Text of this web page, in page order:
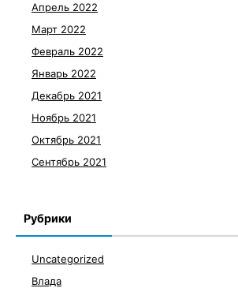
Апрель 2022
Март 2022
Февраль 2022
Январь 2022
Декабрь 2021
Ноябрь 2021
Октябрь 2021
Сентябрь 2021
Рубрики
Uncategorized
Влада